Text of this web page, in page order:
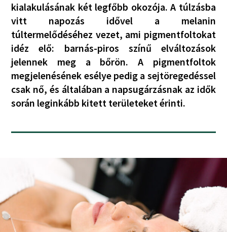
kialakulásának két legfőbb okozója. A túlzásba
vitt napozás idővel a melanin
túltermelődéséhez vezet, ami pigmentfoltokat
idéz elő: barnás-piros színű elváltozások
jelennek meg a bőrön. A pigmentfoltok
megjelenésének esélye pedig a sejtöregedéssel
csak nő, és általában a napsugárzásnak az idők
során leginkább kitett területeket érinti.